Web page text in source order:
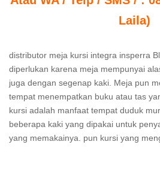
Laila)
distributor meja kursi integra insperra
diperlukan karena meja mempunyai
juga dengan segenap kaki. Meja pun
tempat menempatkan buku atau tas
kursi adalah manfaat tempat duduk
beberapa kaki yang dipakai untuk
yang memakainya. pun kursi yang